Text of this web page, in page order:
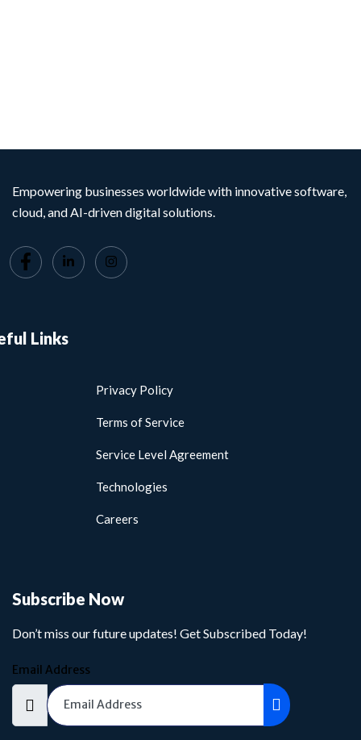
Empowering businesses worldwide with innovative software,
cloud, and AI-driven digital solutions.
Links
Privacy Policy
Terms of Service
Service Level Agreement
Technologies
Careers
Subscribe Now
Don’t miss our future updates! Get Subscribed Today!
Email Address